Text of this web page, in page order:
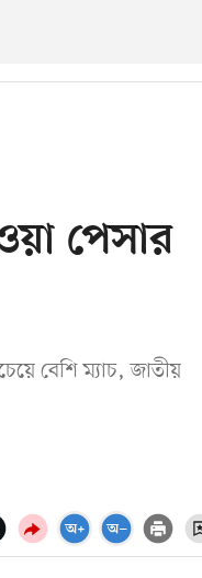
পেসার
বেশি ম্যাচ, জাতীয়